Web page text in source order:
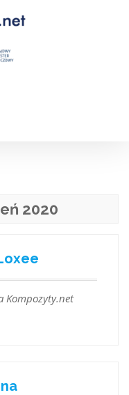
2020
Kompozyty.net